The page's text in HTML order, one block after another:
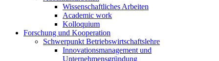
Wissenschaftliches Arbeiten
Academic work
Kolloquium
Forschung und Kooperation
Schwerpunkt Betriebswirtschaftslehre
Innovationsmanagement und
Unternehmensgründung